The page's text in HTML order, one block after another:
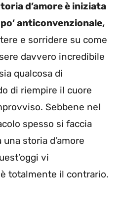
d’amore è iniziata
anticonvenzionale,
e sorridere su come
davvero incredibile
qualcosa di
di riempire il cuore
Sebbene nel
spesso si faccia
storia d’amore
vi
totalmente il contrario.